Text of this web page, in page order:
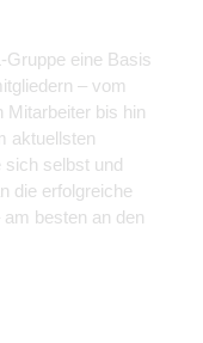
Gruppe eine Basis
– vom
Mitarbeiter bis hin
aktuellsten
selbst und
die erfolgreiche
besten an den